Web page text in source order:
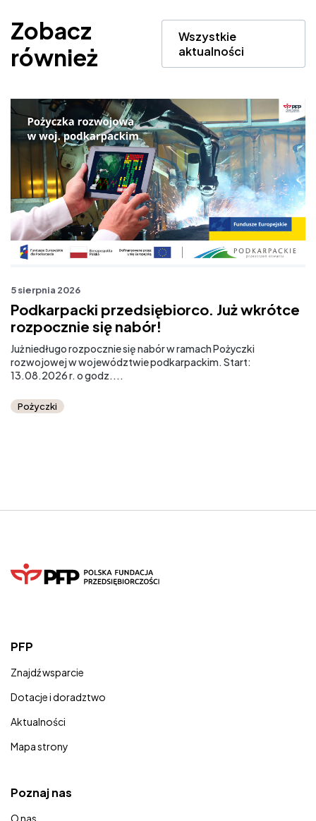
Zobacz
również
Wszystkie
aktualności
5 sierpnia 2026
Podkarpacki przedsiębiorco. Już wkrótce
rozpocznie się nabór!
Już niedługo rozpocznie się nabór w ramach Pożyczki
rozwojowej w województwie podkarpackim. Start:
13.08.2026 r. o godz....
Pożyczki
PFP
Znajdź wsparcie
Dotacje i doradztwo
Aktualności
Mapa strony
Poznaj nas
O nas